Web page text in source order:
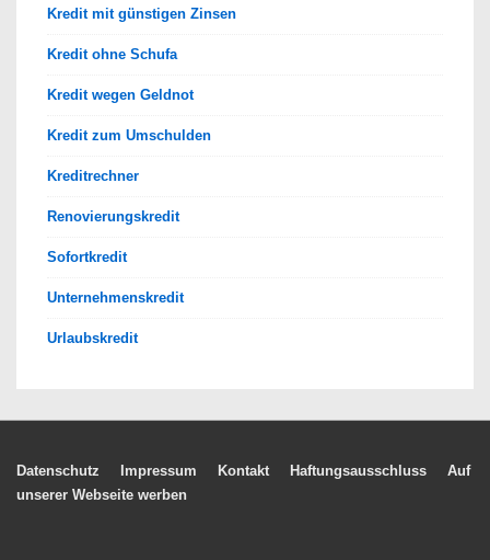
Kredit mit günstigen Zinsen
Kredit ohne Schufa
Kredit wegen Geldnot
Kredit zum Umschulden
Kreditrechner
Renovierungskredit
Sofortkredit
Unternehmenskredit
Urlaubskredit
Footer-
Datenschutz Impressum Kontakt Haftungsausschluss
Auf
unserer Webseite werben